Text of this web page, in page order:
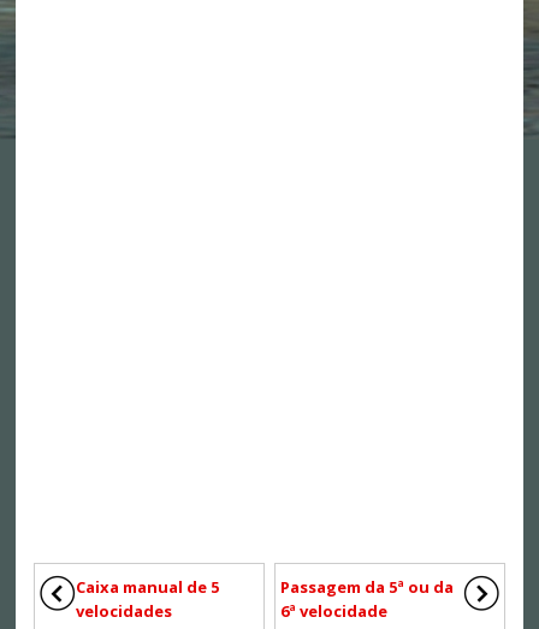
Caixa manual de 5
velocidades
Passagem da 5ª ou da
6ª velocidade